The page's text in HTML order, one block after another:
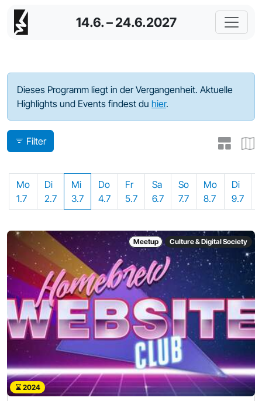
14.6. – 24.6.2027
Programm - 2024
Dieses Programm liegt in der Vergangenheit. Aktuelle
Highlights und Events findest du hier.
Filter
Mo
1.7
Di
2.7
Mi
3.7
Do
4.7
Fr
5.7
Sa
6.7
So
7.7
Mo
8.7
Di
9.7
Meetup Culture & Digital Society
2024